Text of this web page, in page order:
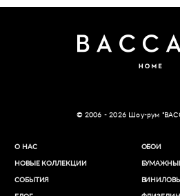
© 2006 - 2026 Шоу-рум
О НАС
НОВЫЕ КОЛЛЕКЦИИ
СОБЫТИЯ
ОБОИ